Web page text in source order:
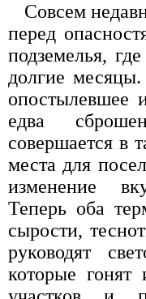
Совсем
перед
подземелья,
долгие
опостылевшее
едва
совершается в
места для
изменение
Теперь оба
сырости,
руководят
которые